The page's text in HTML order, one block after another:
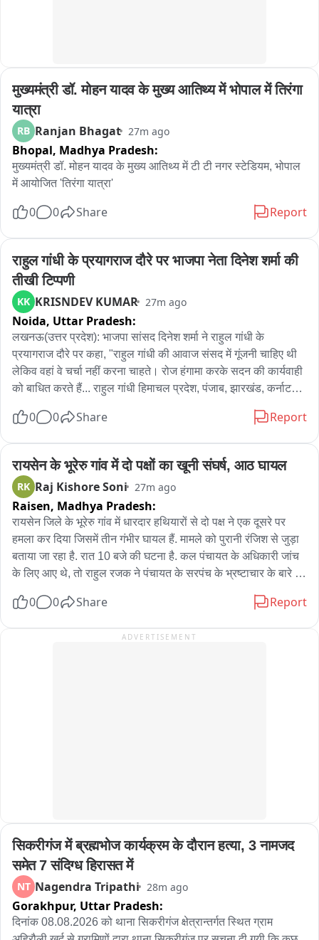
मुख्यमंत्री डॉ. मोहन यादव के मुख्य आतिथ्य में भोपाल में तिरंगा
यात्रा
RB Ranjan Bhagat 27m ago
Bhopal, Madhya Pradesh:
मुख्यमंत्री डॉ. मोहन यादव के मुख्य आतिथ्य में टी टी नगर स्टेडियम, भोपाल
में आयोजित 'तिरंगा यात्रा'
0 0 Share Report
राहुल गांधी के प्रयागराज दौरे पर भाजपा नेता दिनेश शर्मा की
तीखी टिप्पणी
KK KRISNDEV KUMAR 27m ago
Noida, Uttar Pradesh:
लखनऊ(उत्तर प्रदेश): भाजपा सांसद दिनेश शर्मा ने राहुल गांधी के
प्रयागराज दौरे पर कहा, "राहुल गांधी की आवाज संसद में गूंजनी चाहिए थी
लेकिव वहां वे चर्चा नहीं करना चाहते। रोज हंगामा करके सदन की कार्यवाही
को बाधित करते हैं... राहुल गांधी हिमाचल प्रदेश, पंजाब, झारखंड, कर्नाटक
वाला है वहां जाएंगे और भ्रांति फैलाएंगे"।
0 0 Share Report
रायसेन के भूरेरु गांव में दो पक्षों का खूनी संघर्ष, आठ घायल
RK Raj Kishore Soni 27m ago
Raisen, Madhya Pradesh:
रायसेन जिले के भूरेरु गांव में धारदार हथियारों से दो पक्ष ने एक दूसरे पर
हमला कर दिया जिसमें तीन गंभीर घायल हैं. मामले को पुरानी रंजिश से जुड़ा
बताया जा रहा है. रात 10 बजे की घटना है. कल पंचायत के अधिकारी जांच
के लिए आए थे, तो राहुल रजक ने पंचायत के सरपंच के भ्रष्टाचार के बारे में
शिकायत की. आज दोनों पक्षों में लड़ाई हो गई जो खूनी संघर्ष में बदल गई. कुल
0 0 Share Report
ADVERTISEMENT
सिकरीगंज में ब्रह्मभोज कार्यक्रम के दौरान हत्या, 3 नामजद
समेत 7 संदिग्ध हिरासत में
NT Nagendra Tripathi 28m ago
Gorakhpur, Uttar Pradesh:
दिनांक 08.08.2026 को थाना सिकरीगंज क्षेत्रान्तर्गत स्थित ग्राम